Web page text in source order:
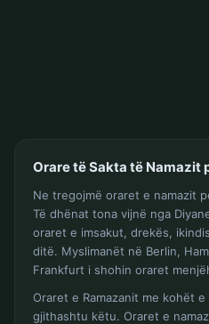
Orare të Sakta të Namazit
Ne tregojmë oraret e namazit
Të dhënat tona vijnë nga
oraret e imsakut, drekës,
ditë. Myslimanët në Berlin,
Frankfurt i shohin oraret
Oraret e Ramazanit me kohët
gjithashtu këtu. Oraret e